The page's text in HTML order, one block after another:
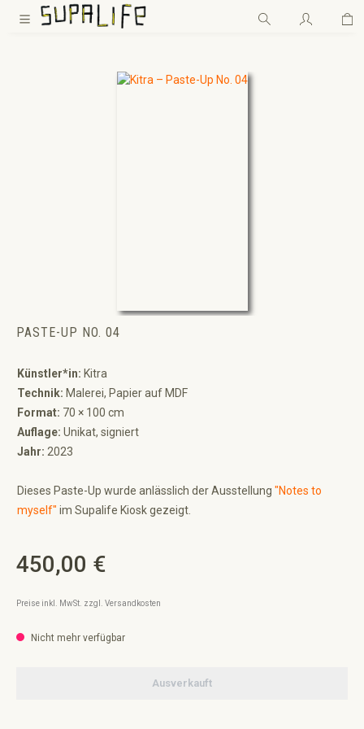
Zum Hauptinhalt springen
PASTE-UP NO. 04
Künstler*in: Kitra
Technik: Malerei, Papier auf MDF
Format: 70 × 100 cm
Auflage: Unikat, signiert
Jahr: 2023
Dieses Paste-Up wurde anlässlich der Ausstellung "Notes to
myself" im Supalife Kiosk gezeigt.
Regulärer Preis:
450,00 €
Preise inkl. MwSt. zzgl. Versandkosten
Nicht mehr verfügbar
Ausverkauft